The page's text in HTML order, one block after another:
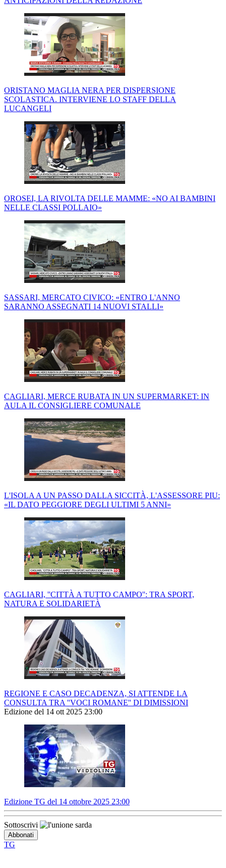
ORISTANO MAGLIA NERA PER DISPERSIONE
SCOLASTICA. INTERVIENE LO STAFF DELLA
LUCANGELI
OROSEI, LA RIVOLTA DELLE MAMME: «NO AI BAMBINI
NELLE CLASSI POLLAIO»
SASSARI, MERCATO CIVICO: «ENTRO L'ANNO
SARANNO ASSEGNATI 14 NUOVI STALLI»
CAGLIARI, MERCE RUBATA IN UN SUPERMARKET: IN
AULA IL CONSIGLIERE COMUNALE
L'ISOLA A UN PASSO DALLA SICCITÀ, L'ASSESSORE PIU:
«IL DATO PEGGIORE DEGLI ULTIMI 5 ANNI»
CAGLIARI, ''CITTÀ A TUTTO CAMPO'': TRA SPORT,
NATURA E SOLIDARIETÀ
REGIONE E CASO DECADENZA, SI ATTENDE LA
CONSULTA TRA ''VOCI ROMANE'' DI DIMISSIONI
Edizione del 14 ott 2025 23:00
Edizione TG del 14 ottobre 2025 23:00
Sottoscrivi
TG